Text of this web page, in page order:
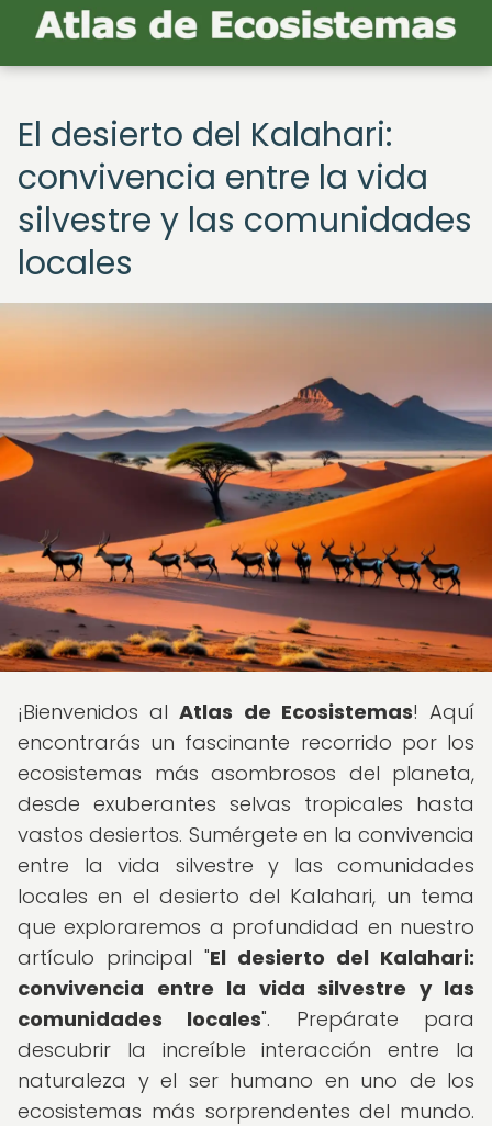
El desierto del Kalahari:
convivencia entre la vida
silvestre y las comunidades
locales
¡Bienvenidos alAtlas de Ecosistemas! Aquí
encontrarás un fascinante recorrido por los
ecosistemas más asombrosos del planeta,
desde exuberantes selvas tropicales hasta
vastos desiertos. Sumérgete en la convivencia
entre la vida silvestre y las comunidades
locales en el desierto del Kalahari, un tema
que exploraremos a profundidad en nuestro
artículo principal "El desierto del Kalahari:
convivencia entre la vida silvestre y las
comunidades locales". Prepárate para
descubrir la increíble interacción entre la
naturaleza y el ser humano en uno de los
ecosistemas más sorprendentes del mundo.